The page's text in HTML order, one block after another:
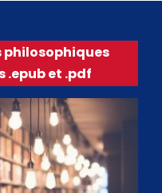
philosophiques
.epub et .pdf